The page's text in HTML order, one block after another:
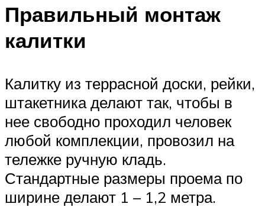
Правильный монтаж
калитки
Калитку из террасной доски, рейки,
штакетника делают так, чтобы в
нее свободно проходил человек
любой комплекции, провозил на
тележке ручную кладь.
Стандартные размеры проема по
ширине делают 1 – 1,2 метра.